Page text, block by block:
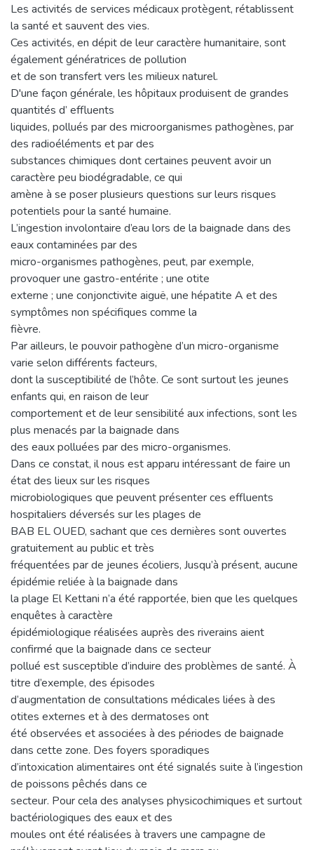
Les activités de services médicaux protègent, rétablissent
la santé et sauvent des vies.
Ces activités, en dépit de leur caractère humanitaire, sont
également génératrices de pollution
et de son transfert vers les milieux naturel.
D'une façon générale, les hôpitaux produisent de grandes
quantités d’ effluents
liquides, pollués par des microorganismes pathogènes, par
des radioéléments et par des
substances chimiques dont certaines peuvent avoir un
caractère peu biodégradable, ce qui
amène à se poser plusieurs questions sur leurs risques
potentiels pour la santé humaine.
L’ingestion involontaire d’eau lors de la baignade dans des
eaux contaminées par des
micro-organismes pathogènes, peut, par exemple,
provoquer une gastro-entérite ; une otite
externe ; une conjonctivite aiguë, une hépatite A et des
symptômes non spécifiques comme la
fièvre.
Par ailleurs, le pouvoir pathogène d’un micro-organisme
varie selon différents facteurs,
dont la susceptibilité de l’hôte. Ce sont surtout les jeunes
enfants qui, en raison de leur
comportement et de leur sensibilité aux infections, sont les
plus menacés par la baignade dans
des eaux polluées par des micro-organismes.
Dans ce constat, il nous est apparu intéressant de faire un
état des lieux sur les risques
microbiologiques que peuvent présenter ces effluents
hospitaliers déversés sur les plages de
BAB EL OUED, sachant que ces dernières sont ouvertes
gratuitement au public et très
fréquentées par de jeunes écoliers, Jusqu’à présent, aucune
épidémie reliée à la baignade dans
la plage El Kettani n’a été rapportée, bien que les quelques
enquêtes à caractère
épidémiologique réalisées auprès des riverains aient
confirmé que la baignade dans ce secteur
pollué est susceptible d’induire des problèmes de santé. À
titre d’exemple, des épisodes
d’augmentation de consultations médicales liées à des
otites externes et à des dermatoses ont
été observées et associées à des périodes de baignade
dans cette zone. Des foyers sporadiques
d’intoxication alimentaires ont été signalés suite à l’ingestion
de poissons pêchés dans ce
secteur. Pour cela des analyses physicochimiques et surtout
bactériologiques des eaux et des
moules ont été réalisées à travers une campagne de